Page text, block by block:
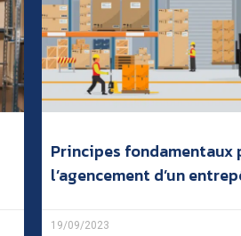
Principes fondamentaux
l’agencement d’un
19/09/2023